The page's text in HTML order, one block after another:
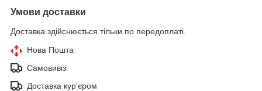
Умови доставки
Доставка здійснюється тільки по передоплаті.
Нова Пошта
Самовивіз
Доставка кур'єром